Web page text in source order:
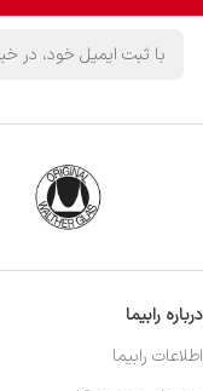
درباره رابیما
اطلاعات رابیما